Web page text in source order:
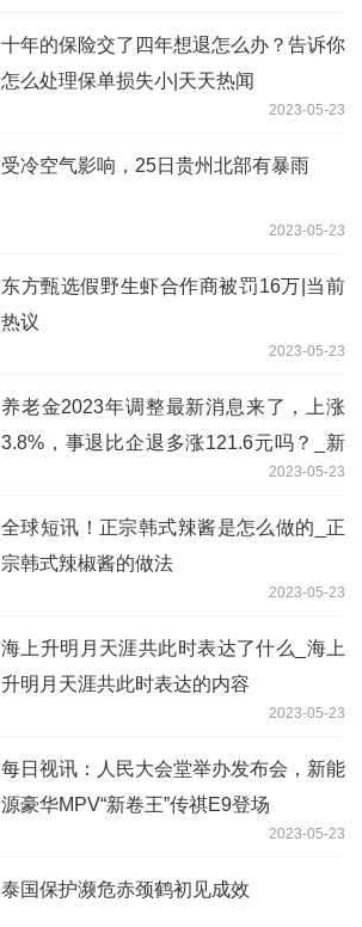
十年的保险交了四年想退怎么办？告诉你
怎么处理保单损失小|天天热闻
2023-05-23
受冷空气影响，25日贵州北部有暴雨
2023-05-23
东方甄选假野生虾合作商被罚16万|当前
热议
2023-05-23
养老金2023年调整最新消息来了，上涨
3.8%，事退比企退多涨121.6元吗？_新
2023-05-23
全球短讯！正宗韩式辣酱是怎么做的_正
宗韩式辣椒酱的做法
2023-05-23
海上升明月天涯共此时表达了什么_海上
升明月天涯共此时表达的内容
2023-05-23
每日视讯：人民大会堂举办发布会，新能
源豪华MPV“新卷王”传祺E9登场
2023-05-23
泰国保护濒危赤颈鹤初见成效